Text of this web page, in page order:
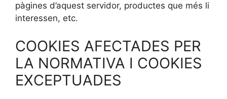
pàgines d’aquest servidor, productes que més li
interessen, etc.
COOKIES AFECTADES PER
LA NORMATIVA I COOKIES
EXCEPTUADES